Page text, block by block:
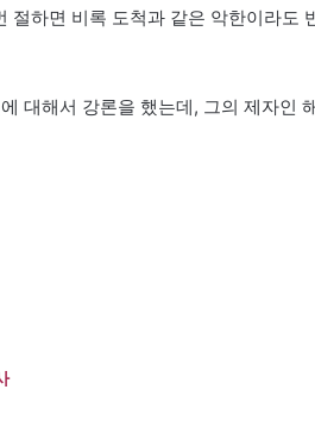
절하면 비록 도척과 같은 악한이라도
대해서 강론을 했는데, 그의 제자인